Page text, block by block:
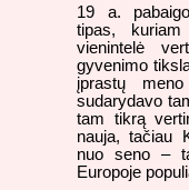
19 a.
tipas,
vienintelė
gyvenimo
įprastų
sudarydavo
tam tikrą
nauja, tačiau
nuo seno –
Europoje